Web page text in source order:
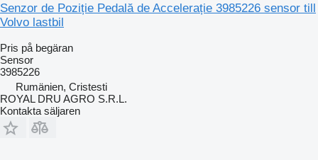
Senzor de Poziție Pedală de Accelerație 3985226 sensor till
Volvo lastbil
Pris på begäran
Sensor
3985226
Rumänien, Cristesti
ROYAL DRU AGRO S.R.L.
Kontakta säljaren